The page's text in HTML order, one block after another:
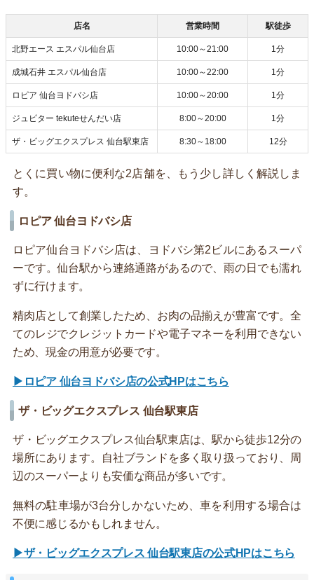
店名 営業時間 駅徒歩
北野エース エスパル仙台店 10:00～21:00 1分
成城石井 エスパル仙台店 10:00～22:00 1分
ロピア 仙台ヨドバシ店 10:00～20:00 1分
ジュピター tekuteせんだい店 8:00～20:00 1分
ザ・ビッグエクスプレス 仙台駅東店 8:30～18:00 12分
とくに買い物に便利な2店舗を、もう少し詳しく解説しま
す。
ロピア 仙台ヨドバシ店
ロピア仙台ヨドバシ店は、ヨドバシ第2ビルにあるスーパ
ーです。仙台駅から連絡通路があるので、雨の日でも濡れ
ずに行けます。
精肉店として創業したため、お肉の品揃えが豊富です。全
てのレジでクレジットカードや電子マネーを利用できない
ため、現金の用意が必要です。
▶ロピア 仙台ヨドバシ店の公式HPはこちら
ザ・ビッグエクスプレス 仙台駅東店
ザ・ビッグエクスプレス仙台駅東店は、駅から徒歩12分の
場所にあります。自社ブランドを多く取り扱っており、周
辺のスーパーよりも安価な商品が多いです。
無料の駐車場が3台分しかないため、車を利用する場合は
不便に感じるかもしれません。
▶ザ・ビッグエクスプレス 仙台駅東店の公式HPはこちら